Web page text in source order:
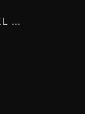
SEGUENDO LA TRACCIA DEL TROFEO KIMA